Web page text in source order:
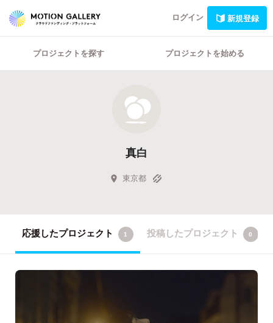
ログイン 新規登録
プロジェクトを探す プロジェクトを始める
真白
東京都
応援したプロジェクト 1 投稿したプロジェクト 0